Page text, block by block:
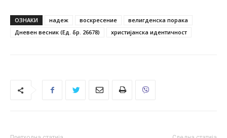
ОЗНАКИ надеж воскресение
велигденска порака
Дневен весник (Ед. бр. 26678)
христијанска идентичност